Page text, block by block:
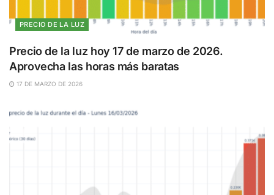
PRECIO DE LA LUZ
Precio de la luz hoy 17 de marzo de 2026.
Aprovecha las horas más baratas
17 DE MARZO DE 2026